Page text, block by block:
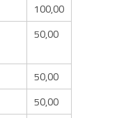
100,00
50,00
50,00
50,00